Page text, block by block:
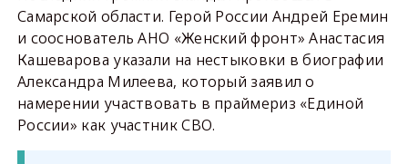
Самарской области. Герой России Андрей Еремин
и сооснователь АНО «Женский фронт» Анастасия
Кашеварова указали на нестыковки в биографии
Александра Милеева, который заявил о
намерении участвовать в праймериз «Единой
России» как участник СВО.